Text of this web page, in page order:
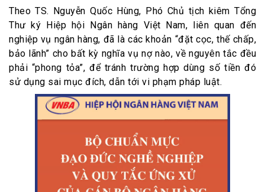
Theo TS. Nguyễn Quốc Hùng, Phó Chủ tịch kiêm Tổng
Thư ký Hiệp hội Ngân hàng Việt Nam, liên quan đến
nghiệp vụ ngân hàng, đã là các khoản “đặt cọc, thế chấp,
bảo lãnh” cho bất kỳ nghĩa vụ nợ nào, về nguyên tắc đều
phải “phong tỏa”, để tránh trường hợp dùng số tiền đó
sử dụng sai mục đích, dẫn tới vi phạm pháp luật.